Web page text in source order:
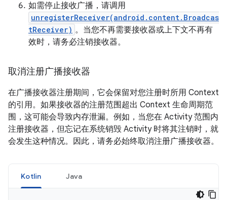
如需停止接收广播，请调用
unregisterReceiver(android.content.Broadcas
tReceiver) 。当您不再需要接收器或上下文不再有
效时，请务必注销接收器。
取消注册广播接收器
在广播接收器注册期间，它会保留对您注册时所用 Context
的引用。如果接收器的注册范围超出 Context 生命周期范
围，这可能会导致内存泄漏。例如，当您在 Activity 范围内
注册接收器，但忘记在系统销毁 Activity 时将其注销时，就
会发生这种情况。因此，请务必始终取消注册广播接收器。
Kotlin Java